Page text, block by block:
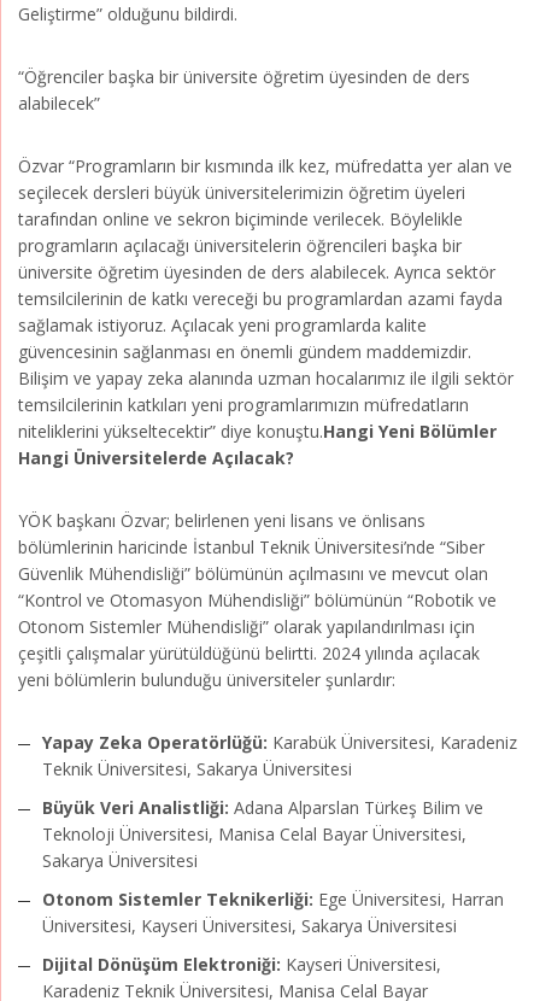
Geliştirme” olduğunu bildirdi.
“Öğrenciler başka bir üniversite öğretim üyesinden de ders
alabilecek”
Özvar “Programların bir kısmında ilk kez, müfredatta yer alan ve
seçilecek dersleri büyük üniversitelerimizin öğretim üyeleri
tarafından online ve sekron biçiminde verilecek. Böylelikle
programların açılacağı üniversitelerin öğrencileri başka bir
üniversite öğretim üyesinden de ders alabilecek. Ayrıca sektör
temsilcilerinin de katkı vereceği bu programlardan azami fayda
sağlamak istiyoruz. Açılacak yeni programlarda kalite
güvencesinin sağlanması en önemli gündem maddemizdir.
Bilişim ve yapay zeka alanında uzman hocalarımız ile ilgili sektör
temsilcilerinin katkıları yeni programlarımızın müfredatların
niteliklerini yükseltecektir” diye konuştu.Hangi Yeni Bölümler
Hangi Üniversitelerde Açılacak?
YÖK başkanı Özvar; belirlenen yeni lisans ve önlisans
bölümlerinin haricinde İstanbul Teknik Üniversitesi’nde “Siber
Güvenlik Mühendisliği” bölümünün açılmasını ve mevcut olan
“Kontrol ve Otomasyon Mühendisliği” bölümünün “Robotik ve
Otonom Sistemler Mühendisliği” olarak yapılandırılması için
çeşitli çalışmalar yürütüldüğünü belirtti. 2024 yılında açılacak
yeni bölümlerin bulunduğu üniversiteler şunlardır:
Yapay Zeka Operatörlüğü: Karabük Üniversitesi, Karadeniz
Teknik Üniversitesi, Sakarya Üniversitesi
Büyük Veri Analistliği: Adana Alparslan Türkeş Bilim ve
Teknoloji Üniversitesi, Manisa Celal Bayar Üniversitesi,
Sakarya Üniversitesi
Otonom Sistemler Teknikerliği: Ege Üniversitesi, Harran
Üniversitesi, Kayseri Üniversitesi, Sakarya Üniversitesi
Dijital Dönüşüm Elektroniği: Kayseri Üniversitesi,
Karadeniz Teknik Üniversitesi, Manisa Celal Bayar